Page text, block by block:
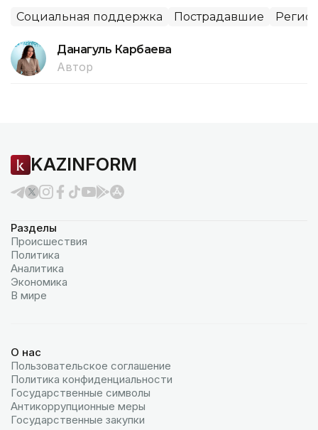
Социальная поддержка Пострадавшие
Данагуль Карбаева
Автор
KAZINFORM
Разделы
Происшествия
Политика
Аналитика
Экономика
В мире
О нас
Пользовательское соглашение
Политика конфиденциальности
Государственные символы
Антикоррупционные меры
Государственные закупки